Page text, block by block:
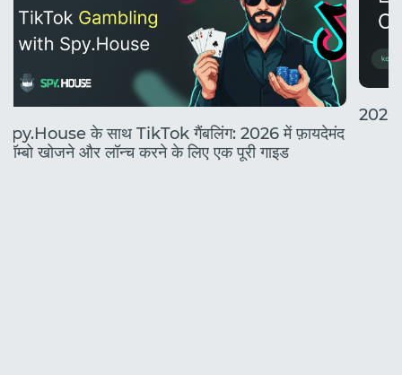
Spy.House के साथ TikTok गैंबलिंग: 2026 में फ़ायदेमंद
कॉम्बो खोजने और लॉन्च करने के लिए एक पूरी गाइड
2026